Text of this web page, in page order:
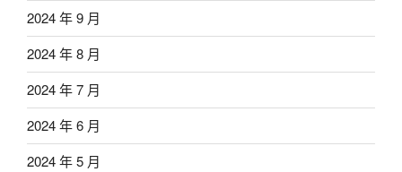
2024 年 9 月
2024 年 8 月
2024 年 7 月
2024 年 6 月
2024 年 5 月